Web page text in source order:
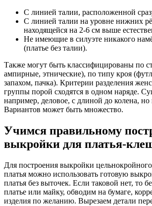
С линией талии, расположенной
С линией талии на уровне нижних
находящейся на 2-6 см выше
Не имеющие в силуэте никакого
(платье без талии).
Также могут быть классифицированы по
ампирные, этнические), по типу кроя
запахом, пачка). Критерии разделения
группы порой сходятся в одном наряде.
например, деловое, с длиной до колена,
Вариантов может быть множество.
Учимся правильному
выкройки для платья-
Для построения выкройки
платья можно использовать готовую
платья без выточек. Если таковой нет, то
платье или майку, обводим на бумаге,
изделия по желанию. Вырезаем детали